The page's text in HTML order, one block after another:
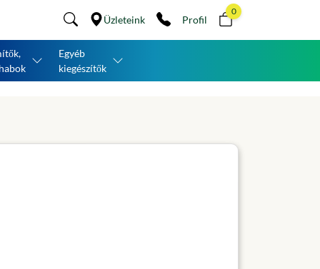
Üzleteink Profil
0
Egyéb
kiegészítők